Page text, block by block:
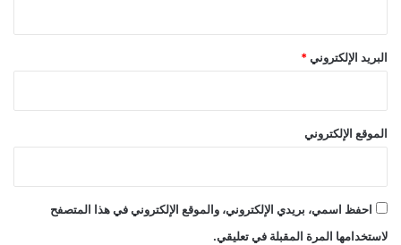
البريد الإلكتروني *
الموقع الإلكتروني
احفظ اسمي، بريدي الإلكتروني، والموقع الإلكتروني في هذا المتصفح
لاستخدامها المرة المقبلة في تعليقي.